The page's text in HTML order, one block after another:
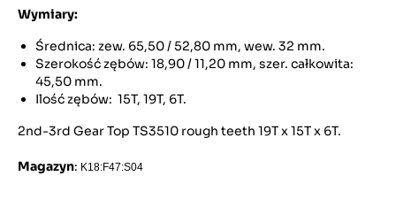
Wymiary:
Średnica: zew. 65,50 / 52,80 mm, wew. 32 mm.
Szerokość zębów: 18,90 / 11,20 mm, szer. całkowita:
45,50 mm.
Ilość zębów: 15T, 19T, 6T.
2nd-3rd Gear Top TS3510 rough teeth 19T x 15T x 6T.
Magazyn: K18:F47:S04